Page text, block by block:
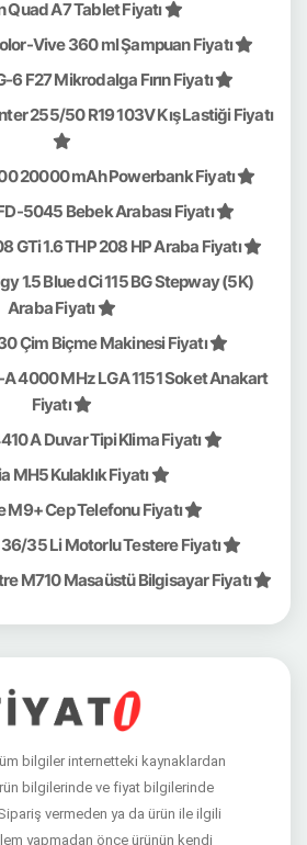
Quad A7 Tablet Fiyatı
Vive 360 ml Şampuan Fiyatı
6 F27 Mikrodalga Fırın Fiyatı
255/50 R19 103V Kış Lastiği Fiyatı
20000 mAh Powerbank Fiyatı
5045 Bebek Arabası Fiyatı
GTi 1.6 THP 208 HP Araba Fiyatı
1.5 Blue dCi 115 BG Stepway (5K)
Araba Fiyatı
Çim Biçme Makinesi Fiyatı
4000 MHz LGA 1151 Soket Anakart
Fiyatı
A Duvar Tipi Klima Fiyatı
MH5 Kulaklık Fiyatı
M9+ Cep Telefonu Fiyatı
35 Li Motorlu Testere Fiyatı
M710 Masaüstü Bilgisayar Fiyatı
bilgiler internetteki kaynaklardan
bilgilerinde ve fiyat bilgilerinde
vermeden ya da ürün ile ilgili
yapmadan önce ürünün kendi